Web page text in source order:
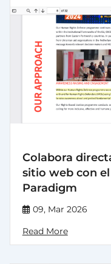
Colabora
sitio web con
Paradigm
09, Mar 2026
Read More